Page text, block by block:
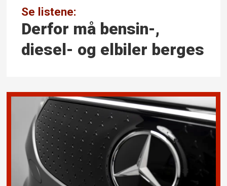
Se listene:
Derfor må bensin-,
diesel- og elbiler berges